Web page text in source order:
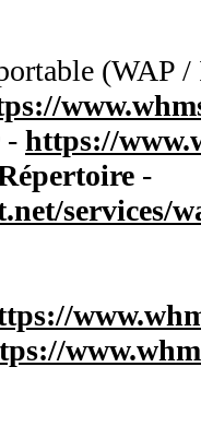
- https://
-
services/